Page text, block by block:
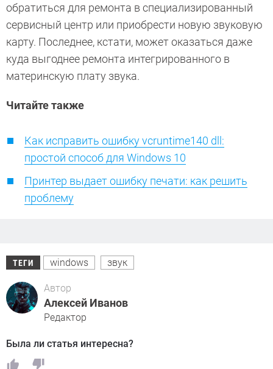
обратиться для ремонта в специализированный
сервисный центр или приобрести новую звуковую
карту. Последнее, кстати, может оказаться даже
куда выгоднее ремонта интегрированного в
материнскую плату звука.
Читайте также
Как исправить ошибку vcruntime140 dll:
простой способ для Windows 10
Принтер выдает ошибку печати: как решить
проблему
ТЕГИ windows звук
Автор
Алексей Иванов
Редактор
Была ли статья интересна?